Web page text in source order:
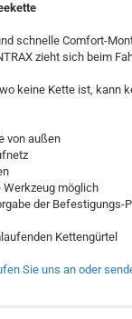
schnelle Comfort-
zieht sich beim
keine Kette ist, kann
von außen
Werkzeug möglich
der Befestigungs-
Kettengürtel
Sie uns an oder